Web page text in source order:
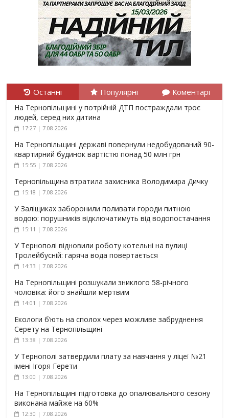
Останні Популярні Коментарі
На Тернопільщині у потрійній ДТП постраждали троє
людей, серед них дитина
17:27 | 7.08.2026
На Тернопільщині державі повернули недобудований 90-
квартирний будинок вартістю понад 50 млн грн
15:55 | 7.08.2026
Тернопільщина втратила захисника Володимира Дичку
15:18 | 7.08.2026
У Заліщиках заборонили поливати городи питною
водою: порушників відключатимуть від водопостачання
15:11 | 7.08.2026
У Тернополі відновили роботу котельні на вулиці
Тролейбусній: гаряча вода повертається
14:33 | 7.08.2026
На Тернопільщині розшукали зниклого 58-річного
чоловіка: його знайшли мертвим
14:01 | 7.08.2026
Екологи б’ють на сполох через можливе забруднення
Серету на Тернопільщині
13:38 | 7.08.2026
У Тернополі затвердили плату за навчання у ліцеї №21
імені Ігоря Герети
13:00 | 7.08.2026
На Тернопільщині підготовка до опалювального сезону
виконана майже на 60%
12:30 | 7.08.2026